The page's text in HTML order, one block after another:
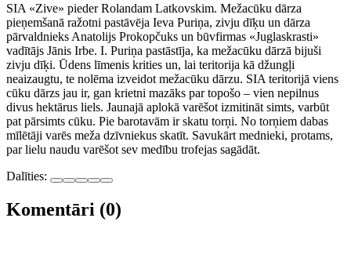
SIA «Zive» pieder Rolandam Latkovskim. Mežacūku dārza
pieņemšanā ražotni pastāvēja Ieva Puriņa, zivju dīķu un dārza
pārvaldnieks Anatolijs Prokopčuks un būvfirmas «Juglaskrasti»
vadītājs Jānis Irbe. I. Puriņa pastāstīja, ka mežacūku dārzā bijuši
zivju dīķi. Ūdens līmenis krities un, lai teritorija kā džungļi
neaizaugtu, te nolēma izveidot mežacūku dārzu. SIA teritorijā viens
cūku dārzs jau ir, gan krietni mazāks par topošo – vien nepilnus
divus hektārus liels. Jaunajā aplokā varēšot izmitināt simts, varbūt
pat pārsimts cūku. Pie barotavām ir skatu torņi. No torņiem dabas
mīlētāji varēs meža dzīvniekus skatīt. Savukārt mednieki, protams,
par lielu naudu varēšot sev medību trofejas sagādāt.
Dalīties:
Komentāri (0)